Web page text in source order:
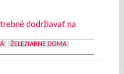
dodržiavať na
ŽELEZIARNE DOMA